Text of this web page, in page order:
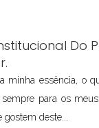
Do
minha essência, o
para os
deste...